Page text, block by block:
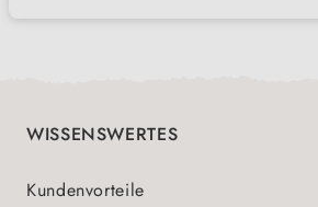
WISSENSWERTES
Kundenvorteile